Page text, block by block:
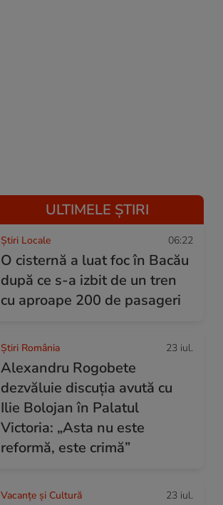
ULTIMELE ȘTIRI
Știri Locale 06:22
O cisternă a luat foc în Bacău
după ce s-a izbit de un tren
cu aproape 200 de pasageri
Știri România 23 iul.
Alexandru Rogobete
dezvăluie discuția avută cu
Ilie Bolojan în Palatul
Victoria: „Asta nu este
reformă, este crimă”
Vacanțe și Cultură 23 iul.